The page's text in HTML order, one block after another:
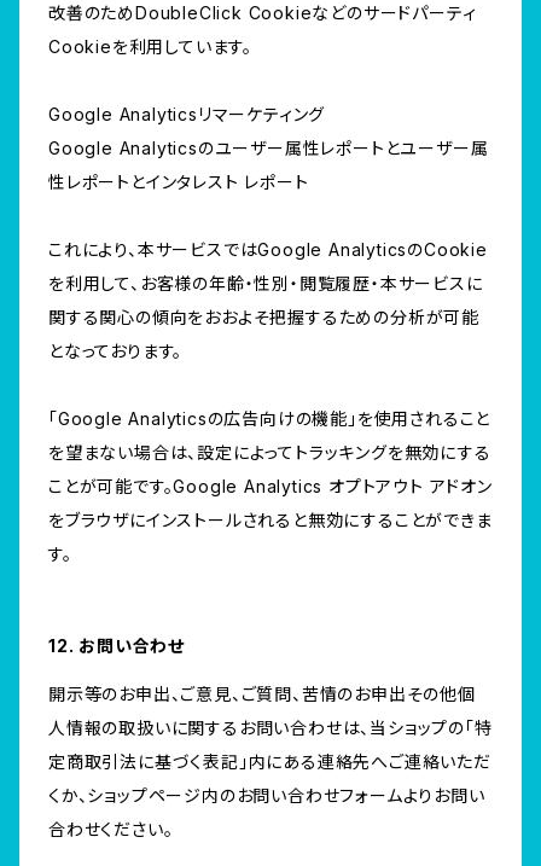
改善のためDoubleClick Cookieなどのサードパーティ
Cookieを利用しています。
Google Analyticsリマーケティング
Google Analyticsのユーザー属性レポートとユーザー属
性レポートとインタレスト レポート
これにより、本サービスではGoogle AnalyticsのCookie
を利用して、お客様の年齢・性別・閲覧履歴・本サービスに
関する関心の傾向をおおよそ把握するための分析が可能
となっております。
「Google Analyticsの広告向けの機能」を使用されること
を望まない場合は、設定によってトラッキングを無効にする
ことが可能です。Google Analytics オプトアウト アドオン
をブラウザにインストールされると無効にすることができま
す。
12. お問い合わせ
開示等のお申出、ご意見、ご質問、苦情のお申出その他個
人情報の取扱いに関するお問い合わせは、当ショップの「特
定商取引法に基づく表記」内にある連絡先へご連絡いただ
くか、ショップページ内のお問い合わせフォームよりお問い
合わせください。